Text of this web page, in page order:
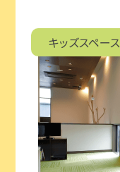
キッズスペース